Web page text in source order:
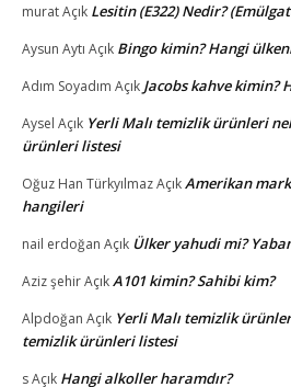
muratAçık Lesitin (E322) Nedir?
Aysun Aytı Açık Bingo kimin? Hangi
Adım Soyadım Açık Jacobs kahve kimin?
Aysel Açık Yerli Malı temizlik ürünleri
ürünleri listesi
Oğuz Han TürkyılmazAçıkAmerikan
hangileri
nail erdoğan Açık Ülker yahudi mi?
Aziz şehirAçıkA101 kimin? Sahibi kim?
Alpdoğan Açık Yerli Malı temizlik
temizlik ürünleri listesi
sAçık Hangi alkoller haramdır?